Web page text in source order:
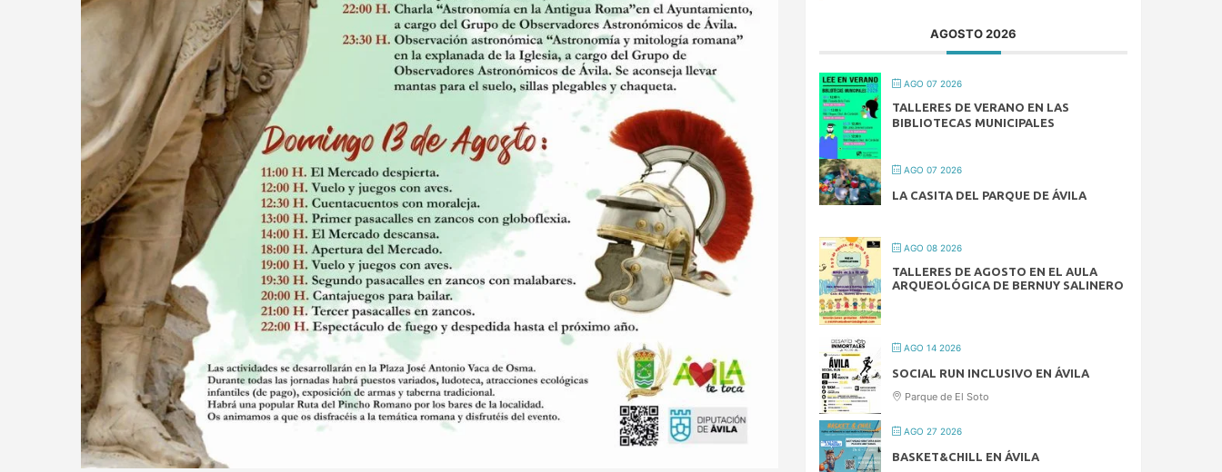
AGOSTO 2026
AGO 07 2026
TALLERES DE VERANO EN LAS
BIBLIOTECAS MUNICIPALES
AGO 07 2026
LA CASITA DEL PARQUE DE ÁVILA
AGO 08 2026
TALLERES DE AGOSTO EN EL AULA
ARQUEOLÓGICA DE BERNUY SALINERO
AGO 14 2026
SOCIAL RUN INCLUSIVO EN ÁVILA
Parque de El Soto
AGO 27 2026
BASKET&CHILL EN ÁVILA